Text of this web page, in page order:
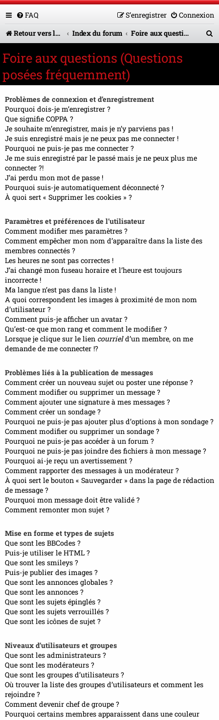
FAQ Connexion
S’enregistrer
Retour vers le site U.A.G.R.
Index du forum Foire aux questions (Questions posées fréquemment)
Foire aux questions (Questions
posées fréquemment)
Problèmes de connexion et d’enregistrement
Pourquoi dois-je m’enregistrer ?
Que signifie COPPA ?
Je souhaite m’enregistrer, mais je n’y parviens pas !
Je suis enregistré mais je ne peux pas me connecter !
Pourquoi ne puis-je pas me connecter ?
Je me suis enregistré par le passé mais je ne peux plus me
connecter ?!
J’ai perdu mon mot de passe !
Pourquoi suis-je automatiquement déconnecté ?
À quoi sert « Supprimer les cookies » ?
Paramètres et préférences de l’utilisateur
Comment modifier mes paramètres ?
Comment empêcher mon nom d’apparaître dans la liste des
membres connectés ?
Les heures ne sont pas correctes !
J’ai changé mon fuseau horaire et l’heure est toujours
incorrecte !
Ma langue n’est pas dans la liste !
A quoi correspondent les images à proximité de mon nom
d’utilisateur ?
Comment puis-je afficher un avatar ?
Qu’est-ce que mon rang et comment le modifier ?
Lorsque je clique sur le lien courrield’un membre, on me
demande de me connecter !?
Problèmes liés à la publication de messages
Comment créer un nouveau sujet ou poster une réponse ?
Comment modifier ou supprimer un message ?
Comment ajouter une signature à mes messages ?
Comment créer un sondage ?
Pourquoi ne puis-je pas ajouter plus d’options à mon sondage ?
Comment modifier ou supprimer un sondage ?
Pourquoi ne puis-je pas accéder à un forum ?
Pourquoi ne puis-je pas joindre des fichiers à mon message ?
Pourquoi ai-je reçu un avertissement ?
Comment rapporter des messages à un modérateur ?
À quoi sert le bouton « Sauvegarder » dans la page de rédaction
de message ?
Pourquoi mon message doit être validé ?
Comment remonter mon sujet ?
Mise en forme et types de sujets
Que sont les BBCodes ?
Puis-je utiliser le HTML ?
Que sont les smileys ?
Puis-je publier des images ?
Que sont les annonces globales ?
Que sont les annonces ?
Que sont les sujets épinglés ?
Que sont les sujets verrouillés ?
Que sont les icônes de sujet ?
Niveaux d’utilisateurs et groupes
Que sont les administrateurs ?
Que sont les modérateurs ?
Que sont les groupes d’utilisateurs ?
Où trouver la liste des groupes d’utilisateurs et comment les
rejoindre ?
Comment devenir chef de groupe ?
Pourquoi certains membres apparaissent dans une couleur